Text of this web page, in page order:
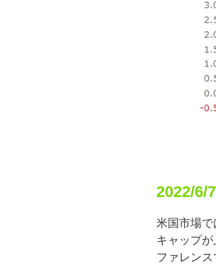
2022/
米国市場
キャップ
ファレン